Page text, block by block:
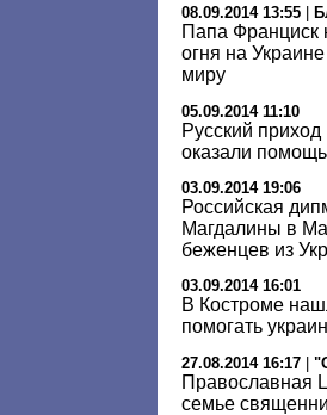
08.09.2014 13:55
Папа Франциск
огня на
миру
05.09.2014 11:10
Русский
оказали
03.09.2014 19:06
Российская
Магдалины в
беженцев из
03.09.2014 16:01
В Костроме
помогать
27.08.2014 16:17 |
Православная
семье